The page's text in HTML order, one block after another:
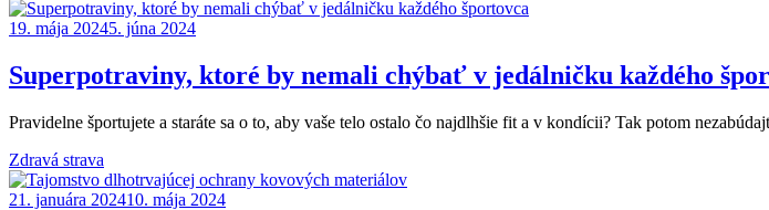
19. mája 20245. júna 2024
Superpotraviny, ktoré by nemali chýbať v jedálničku každého
Pravidelne športujete a staráte sa o to, aby vaše telo ostalo čo najdlhšie fit a v kondícii? Tak potom
Zdravá strava
21. januára 202410. mája 2024